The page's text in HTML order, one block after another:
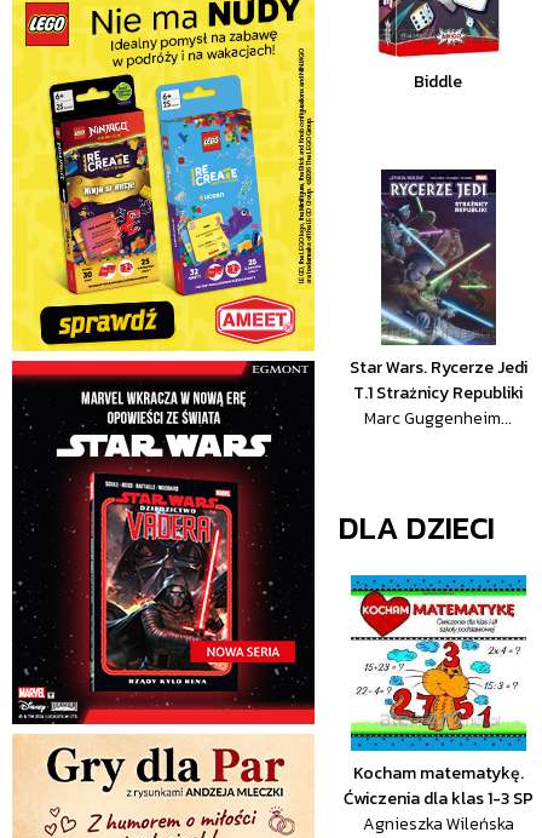
Biddle
Star Wars. Rycerze Jedi
T.1 Strażnicy Republiki
Marc Guggenheim...
DLA DZIECI
Kocham matematykę.
Ćwiczenia dla klas 1-3 SP
Agnieszka Wileńska